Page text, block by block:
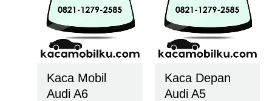
Kaca Mobil
Audi A6
Kaca Depan
Audi A5